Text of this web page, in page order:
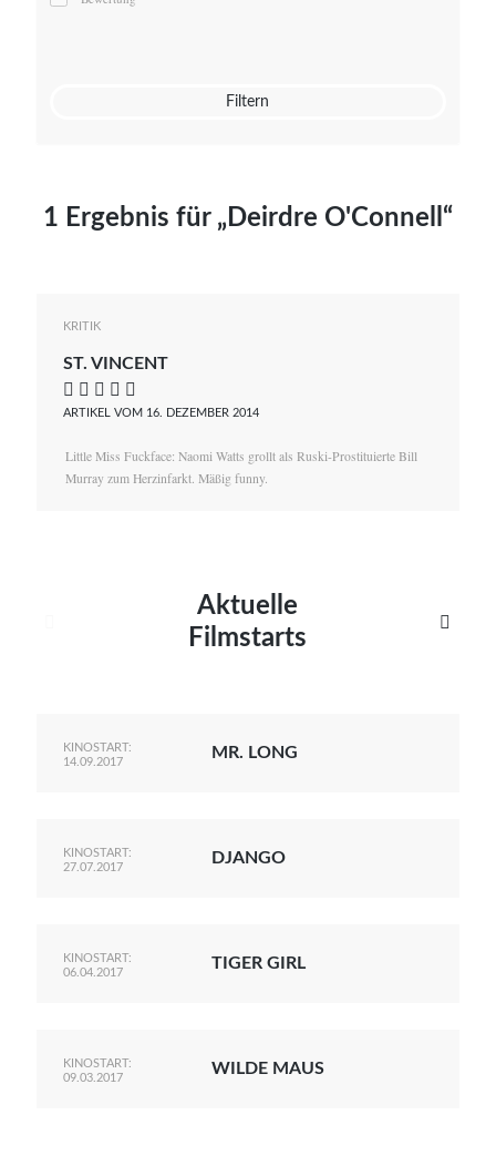
Mato von Vogelstein
Filtern
1 Ergebnis für „Deirdre O'Connell“
KRITIK
ST. VINCENT
    
ARTIKEL VOM 16. DEZEMBER 2014
Little Miss Fuckface: Naomi Watts grollt als Ruski-Prostituierte Bill
Murray zum Herzinfarkt. Mäßig funny.
Aktuelle
Filmstarts

KINOSTART:
14.09.2017
MR. LONG
KINOSTART:
27.07.2017
DJANGO
KINOSTART:
06.04.2017
TIGER GIRL
KINOSTART:
09.03.2017
WILDE MAUS